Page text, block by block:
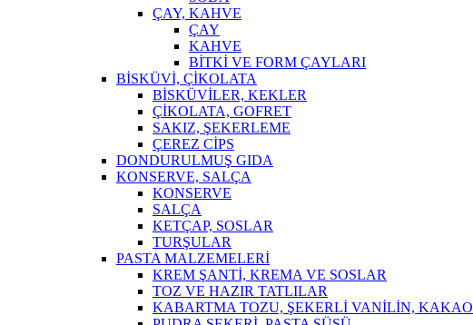
ÇAY, KAHVE
ÇAY
KAHVE
BİTKİ VE FORM ÇAYLARI
BİSKÜVİ, ÇİKOLATA
BİSKÜVİLER, KEKLER
ÇİKOLATA, GOFRET
SAKIZ, ŞEKERLEME
ÇEREZ CİPS
DONDURULMUŞ GIDA
KONSERVE, SALÇA
KONSERVE
SALÇA
KETÇAP, SOSLAR
TURŞULAR
PASTA MALZEMELERİ
KREM ŞANTİ, KREMA VE SOSLAR
TOZ VE HAZIR TATLILAR
KABARTMA TOZU, ŞEKERLİ VANİLİN, KAKAO